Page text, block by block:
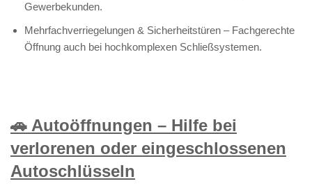
Gewerbekunden.
Mehrfachverriegelungen & Sicherheitstüren – Fachgerechte
Öffnung auch bei hochkomplexen Schließsystemen.
🚗 Autoöffnungen – Hilfe bei
verlorenen oder eingeschlossenen
Autoschlüsseln